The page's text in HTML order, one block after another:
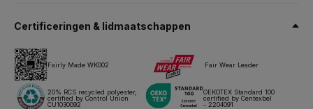
belangrijke druktechnieken.
Technisch papier Maten & afmetingen
Certificeringen & lidmaatschappen
Fairly Made WK002 Fair Wear Leader
20% RCS recycled polyester,
certified by Control Union
CU1030092
OEKOTEX Standard 100
certified by Centexbel
- 2204091